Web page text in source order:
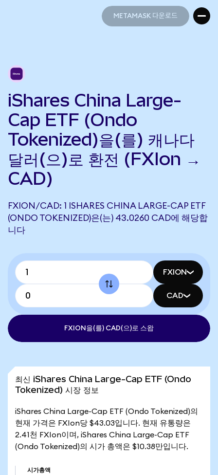
METAMASK 다운로드
iShares China Large-
Cap ETF (Ondo
Tokenized)을(를) 캐나다
달러(으)로 환전 (FXIon →
CAD)
FXION/CAD: 1 ISHARES CHINA LARGE-CAP ETF
(ONDO TOKENIZED)은(는) 43.0260 CAD에 해당합
니다
FXION
CAD
FXION을(를) CAD(으)로 스왑
최신 iShares China Large-Cap ETF (Ondo
Tokenized) 시장 정보
iShares China Large-Cap ETF (Ondo Tokenized)의
현재 가격은 FXIon당 $43.03입니다. 현재 유통량은
2.41천 FXIon이며, iShares China Large-Cap ETF
(Ondo Tokenized)의 시가 총액은 $10.38만입니다.
시가총액